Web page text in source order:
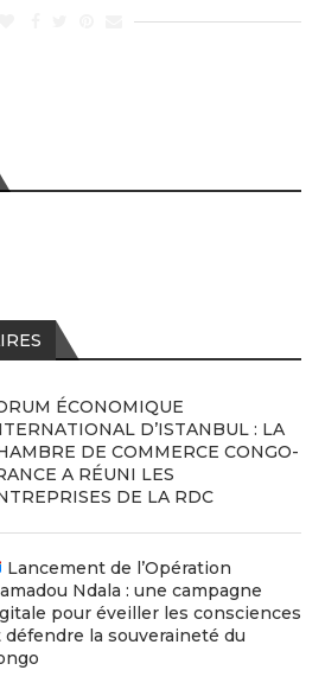
ÉCONOMIQUE
D’ISTANBUL : LA
DE COMMERCE CONGO-
A RÉUNI LES
DE LA RDC
Lancement de l’Opération
Ndala : une campagne
pour éveiller les consciences
défendre la souveraineté du